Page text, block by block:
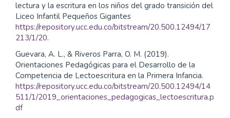
lectura y la escritura en los niños del grado transición del
Liceo Infantil Pequeños Gigantes
https://repository.ucc.edu.co/bitstream/20.500.12494/17
213/1/20.
Guevara, A. L., & Riveros Parra, O. M. (2019).
Orientaciones Pedagógicas para el Desarrollo de la
Competencia de Lectoescritura en la Primera Infancia.
https://repository.ucc.edu.co/bitstream/20.500.12494/14
511/1/2019_orientaciones_pedagogicas_lectoescritura.p
df